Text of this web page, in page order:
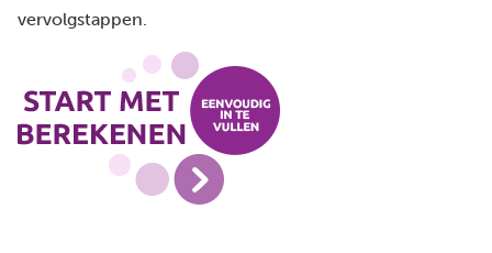
vervolgstappen.